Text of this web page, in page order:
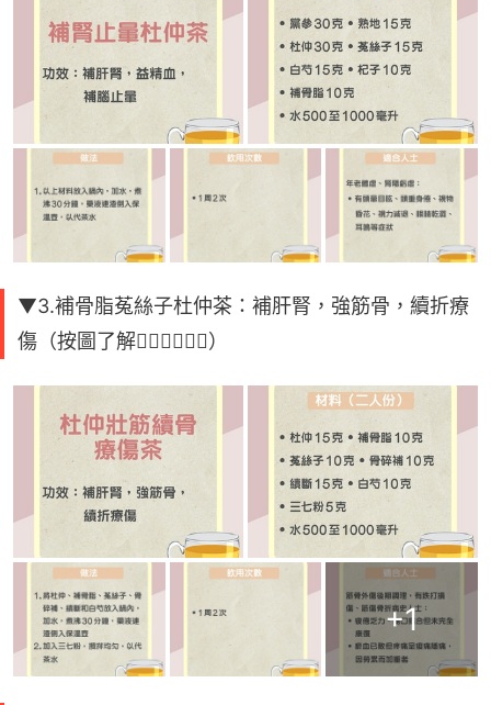
▼3.補骨脂菟絲子杜仲茶：補肝腎，強筋骨，續折療
傷（按圖了解👇🏻👇🏻👇🏻）
+1